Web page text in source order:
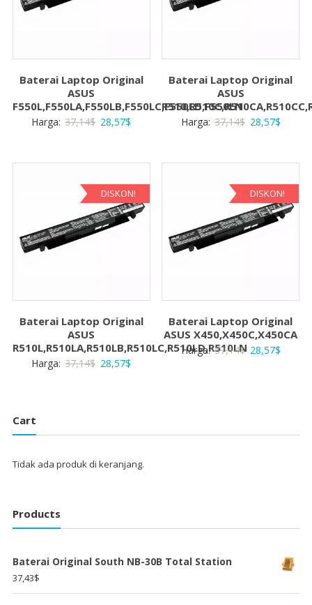
Baterai Laptop Original
ASUS
F550L,F550LA,F550LB,F550LC,F550LD,F550LN
Harga: 37,14$ Harga
28,57$
28,57$.
Baterai Laptop Original
ASUS
Harga: 37,14$ Harga
28,57$Harga
28,57$.
DISKON!
Baterai Laptop Original
ASUS
R510L,R510LA,R510LB,R510LC,R510LD,R510LN
Harga: 37,14$ Harga
28,57$
28,57$.
DISKON!
Baterai Laptop Original
ASUS X450,X450C,X450CA
Harga: 37,14$ Harga
28,57$Harga
Cart
Tidak ada produk di keranjang.
Products
Baterai Original South NB-30B Total Station
37,43$